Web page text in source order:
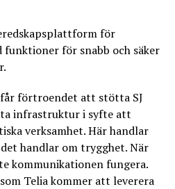
för
för snabb och säker
förtroendet att stötta SJ
infrastruktur i syfte att
verksamhet. Här handlar
handlar om trygghet. När
kommunikationen fungera.
Telia kommer att leverera